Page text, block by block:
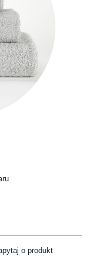
o produkt